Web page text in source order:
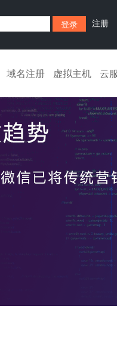
注册
域名注册 虚拟主机 云